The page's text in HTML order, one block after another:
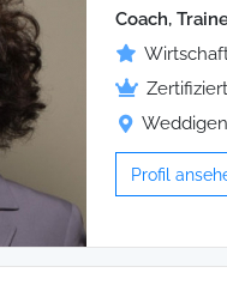
Coach,
Profil